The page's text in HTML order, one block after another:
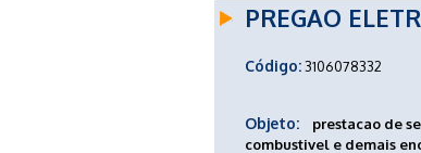
PREGAO
Código:3106078332
Objeto:
prestacao de
combustivel e demais